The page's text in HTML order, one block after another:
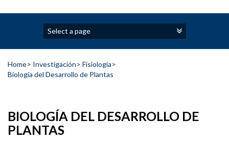
Home> Investigación> Fisiología>
Biología del Desarrollo de Plantas
BIOLOGÍA DEL DESARROLLO DE
PLANTAS